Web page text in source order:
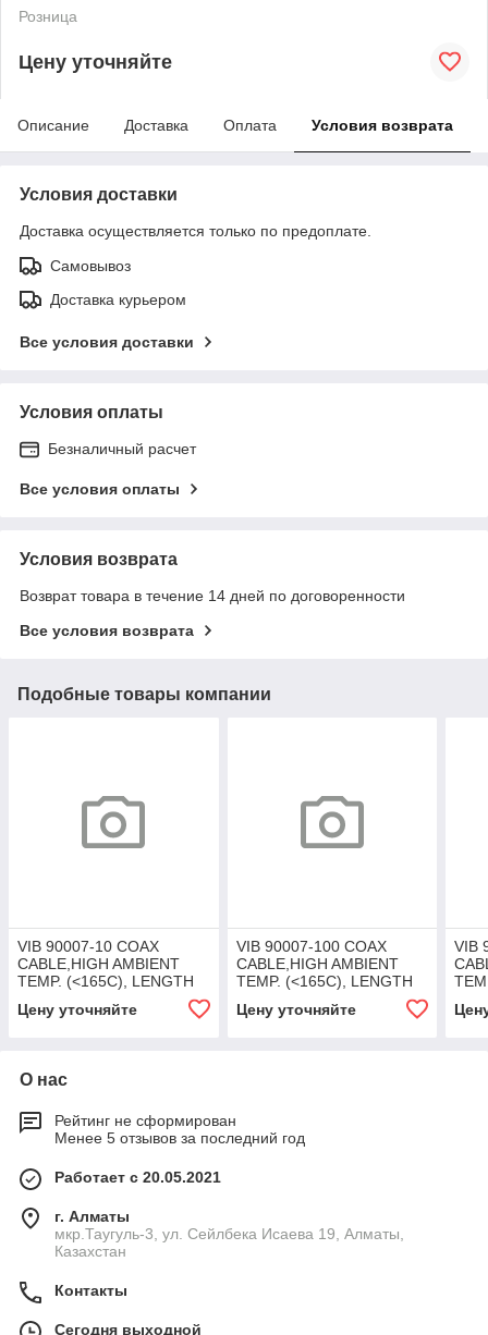
Розница
Цену уточняйте
Описание Доставка Оплата Условия возврата
Условия доставки
Доставка осуществляется только по предоплате.
Самовывоз
Доставка курьером
Все условия доставки
Условия оплаты
Безналичный расчет
Все условия оплаты
Условия возврата
Возврат товара в течение 14 дней по договоренности
Все условия возврата
Подобные товары компании
VIB 90007-10 COAX
CABLE,HIGH AMBIENT
TEMP. (<165C), LENGTH
Цену уточняйте
VIB 90007-100 COAX
CABLE,HIGH AMBIENT
TEMP. (<165C), LENGTH
Цену уточняйте
VIB
О нас
Рейтинг не сформирован
Менее 5 отзывов за последний год
Работает с 20.05.2021
г. Алматы
мкр.Таугуль-3, ул. Сейлбека Исаева 19, Алматы,
Казахстан
Контакты
Сегодня выходной